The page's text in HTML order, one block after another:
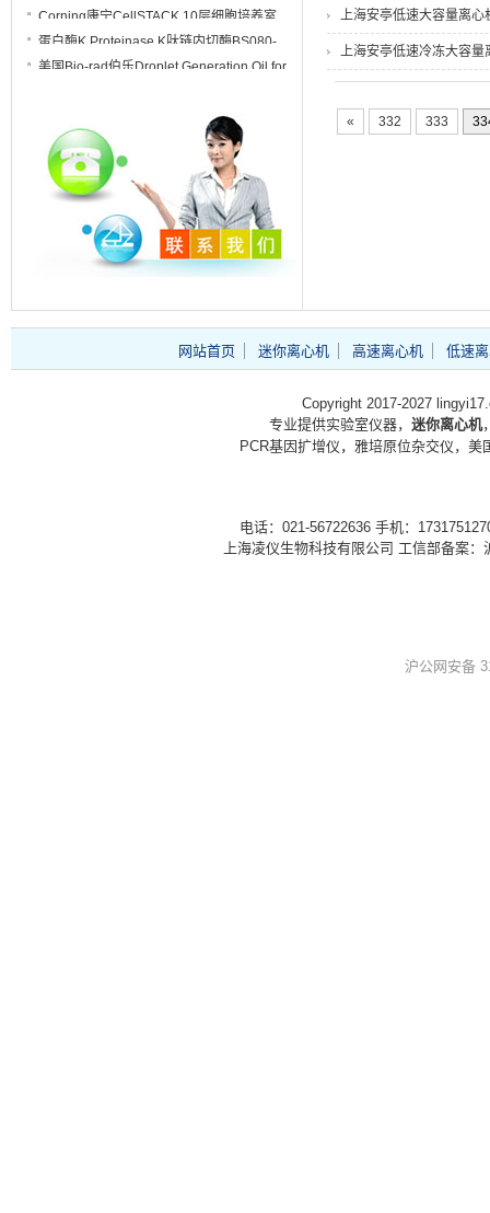
上海安亭低速大容量离心
上海安亭低速冷冻大容
« 332 333
PCR板AM10027
Corning康宁CellSTACK 10层细胞培养室
细胞工厂3271
蛋白酶K Proteinase K肽链内切酶BS080-
100mg 丝氨酸蛋白酶
美国Bio-rad伯乐Droplet Generation Oil for
网站首页 迷你离心机 高速离心机 低速
Copyright 2017-2027
专业提供实验室仪器， 迷你离心机
PCR基因扩增仪，雅培原位杂交仪，
电话：021-56722636 手机：
上海凌仪生物科技有限公司 工信部备案：
沪公网安备